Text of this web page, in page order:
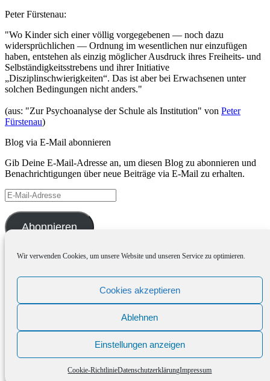
Wir verwenden Cookies, um unsere Website und unseren Service zu optimieren.
Cookies akzeptieren
Ablehnen
Einstellungen anzeigen
Cookie-RichtlinieDatenschutzerklärungImpressum
Peter Fürstenau:
"Wo Kinder sich einer völlig vorgegebenen — noch dazu
widersprüchlichen — Ordnung im wesentlichen nur einzufügen
haben, entstehen als einzig möglicher Ausdruck ihres Freiheits- und
Selbständigkeitsstrebens und ihrer Initiative
„Disziplinschwierigkeiten“. Das ist aber bei Erwachsenen unter
solchen Bedingungen nicht anders."
(aus: "Zur Psychoanalyse der Schule als Institution" von Peter
Fürstenau)
Blog via E-Mail abonnieren
Gib Deine E-Mail-Adresse an, um diesen Blog zu abonnieren und
Benachrichtigungen über neue Beiträge via E-Mail zu erhalten.
E-
Mail-
Adresse
Abonnieren
Archiv
Archiv
Meta
Eintrags-Feed
Kommentar-Feed
Datenschutzerklärung-Impressum-Cookie-Richtlinie (EU)